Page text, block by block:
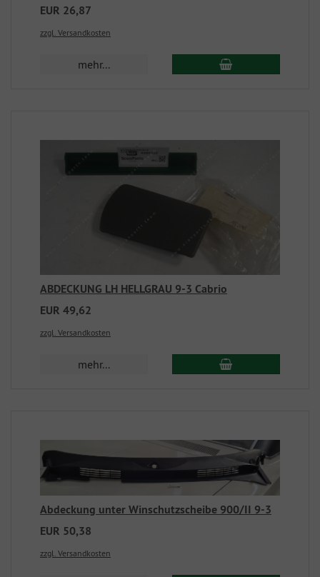
EUR 26,87
zzgl. Versandkosten
mehr...
ABDECKUNG LH HELLGRAU 9-3 Cabrio
EUR 49,62
zzgl. Versandkosten
mehr...
Abdeckung unter Winschutzscheibe 900/II 9-3
EUR 50,38
zzgl. Versandkosten